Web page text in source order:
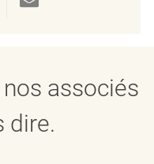
Facebook
via twitter
associés
dire.